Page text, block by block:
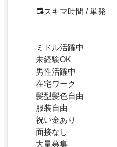
スキマ時間 / 単発
ミドル活躍中
未経験OK
男性活躍中
在宅ワーク
髪型髪色自由
服装自由
祝い金あり
面接なし
大量募集